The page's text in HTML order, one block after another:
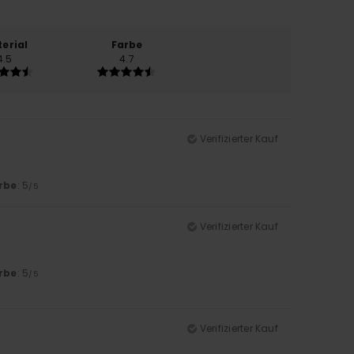
Farbe
4.7
Verifizierter Kauf
: 5/5
Verifizierter Kauf
: 5/5
Verifizierter Kauf